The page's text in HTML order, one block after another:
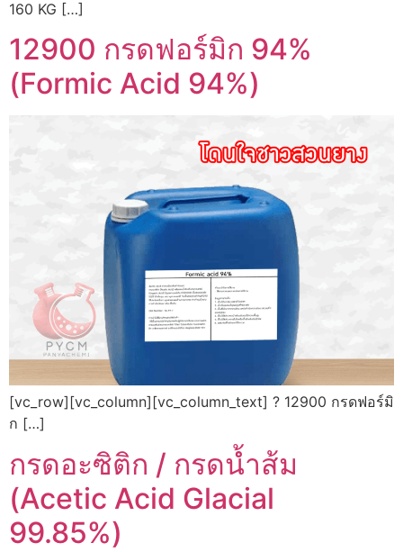
160 KG […]
12900 กรดฟอร์มิก 94%
(Formic Acid 94%)
[vc_row][vc_column][vc_column_text] ? 12900 กรดฟอร์มิ
ก […]
กรดอะซิติก / กรดน้ำส้ม
(Acetic Acid Glacial
99.85%)